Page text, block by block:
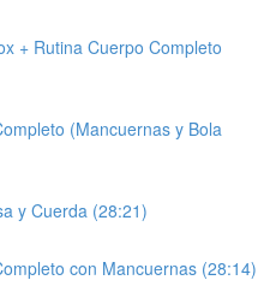
+ Rutina Cuerpo Completo
(Mancuernas y Bola
y Cuerda (28:21)
con Mancuernas (28:14)